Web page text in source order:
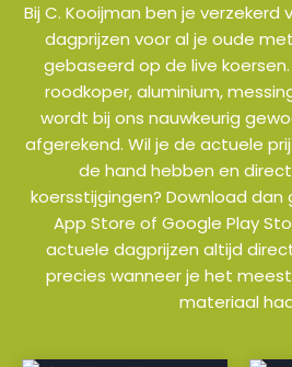
Bij C. Kooijman ben je verzekerd
dagprijzen voor al je oude
gebaseerd op de live
roodkoper, aluminium,
wordt bij ons nauwkeurig
afgerekend. Wil je de actuele
de hand hebben en
koersstijgingen? Download
App Store of Google Play
actuele dagprijzen altijd
precies wanneer je het
materiaal